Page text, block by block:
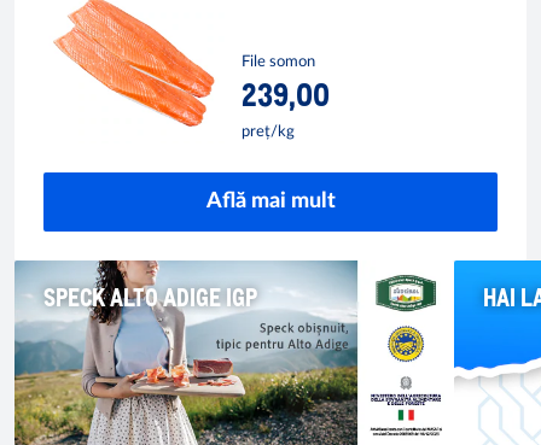
File somon
239,00
preț/kg
Află mai mult
SPECK ALTO ADIGE IGP HAI